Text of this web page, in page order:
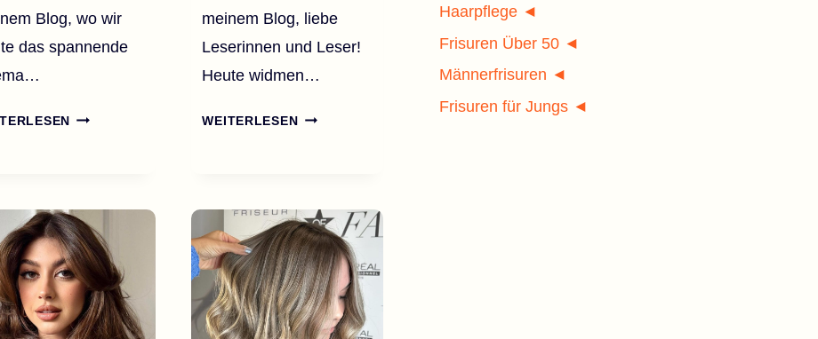
Blog, wo wir
das spannende
FÜR
DEN
ALLTAG
AB
40
meinem Blog, liebe
Leserinnen und Leser!
Heute widmen…
WEITERLESEN30
FÜR
FRAUEN
AB
50
Haarpflege ◄
Frisuren Über 50 ◄
Männerfrisuren ◄
Frisuren für Jungs ◄